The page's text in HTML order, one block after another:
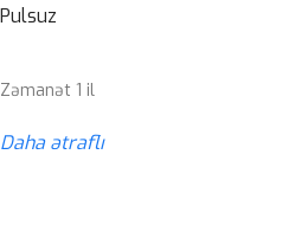
Pulsuz
Zəmanət 1 il
Daha ətraflı